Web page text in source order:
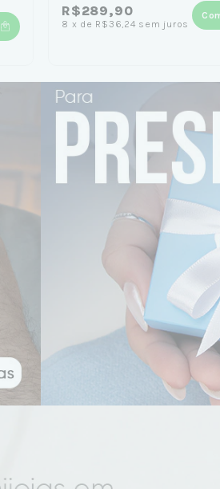
R$289,90
8 x de R$36,24 sem juros